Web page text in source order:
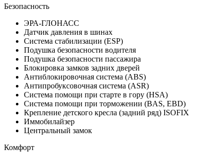
Безопасность
ЭРА-ГЛОНАСС
Датчик давления в шинах
Система стабилизации (ESP)
Подушка безопасности водителя
Подушка безопасности пассажира
Блокировка замков задних дверей
Антиблокировочная система (ABS)
Антипробуксовочная система (ASR)
Система помощи при старте в гору (HSA)
Система помощи при торможении (BAS, EBD)
Крепление детского кресла (задний ряд) ISOFIX
Иммобилайзер
Центральный замок
Комфорт